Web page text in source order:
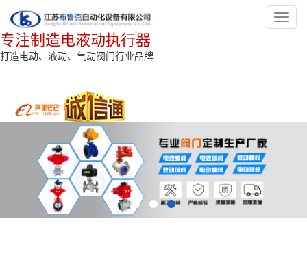
专注制造电液动执行器
打造电动、液动、气动阀门行业品牌